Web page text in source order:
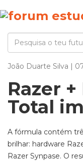
João Duarte Silva |
Razer
Total
A fórmula contém
brilhar: hardware
Razer Synpase. O